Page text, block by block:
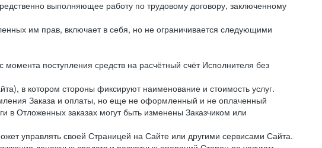
выполняющее работу по трудовому договору, заключенному
им прав, включает в себя, но не ограничивается следующими
поступления средств на расчётный счёт Исполнителя без
в котором стороны фиксируют наименование и стоимость услуг.
Заказа и оплаты, но еще не оформленный и не оплаченный
в Отложенных заказах могут быть изменены Заказчиком или
управлять своей Страницей на Сайте или другими сервисами Сайта.